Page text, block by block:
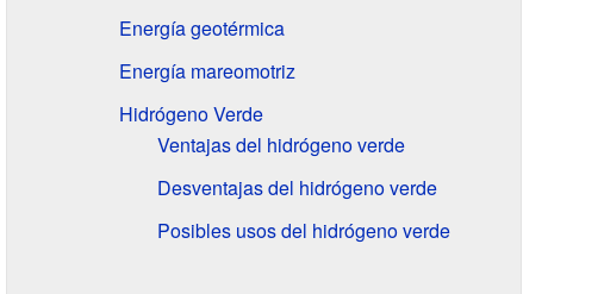
Energía geotérmica
Energía mareomotriz
Hidrógeno Verde
Ventajas del hidrógeno verde
Desventajas del hidrógeno verde
Posibles usos del hidrógeno verde